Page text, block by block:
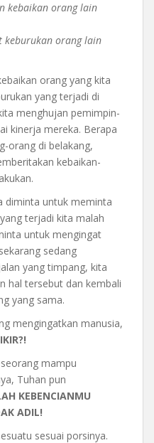
kebaikan orang lain
keburukan orang lain
orang yang kita
yang terjadi di
menghujan pemimpin-
kinerja mereka. Berapa
orang di belakang,
kebaikan-
diminta untuk meminta
terjadi kita malah
untuk mengingat
sedang
yang timpang, kita
hal tersebut dan kembali
yang sama.
mengingatkan manusia,
mampu
Tuhan pun
KEBENCIANMU
ADIL!
sesuai porsinya.